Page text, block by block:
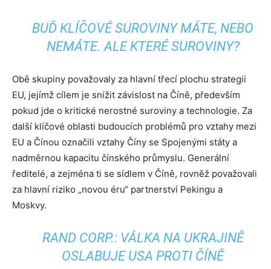
BUĎ KLÍČOVÉ SUROVINY MÁTE, NEBO
NEMÁTE. ALE KTERÉ SUROVINY?
Obě skupiny považovaly za hlavní třecí plochu strategii
EU, jejímž cílem je snížit závislost na Číně, především
pokud jde o kritické nerostné suroviny a technologie. Za
další klíčové oblasti budoucích problémů pro vztahy mezi
EU a Čínou označili vztahy Číny se Spojenými státy a
nadměrnou kapacitu čínského průmyslu. Generální
ředitelé, a zejména ti se sídlem v Číně, rovněž považovali
za hlavní riziko „novou éru“ partnerství Pekingu a
Moskvy.
RAND CORP.: VÁLKA NA UKRAJINĚ
OSLABUJE USA PROTI ČÍNĚ